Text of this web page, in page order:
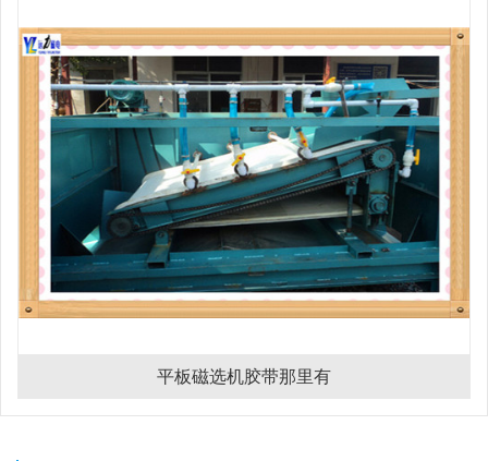
平板磁选机胶带那里有